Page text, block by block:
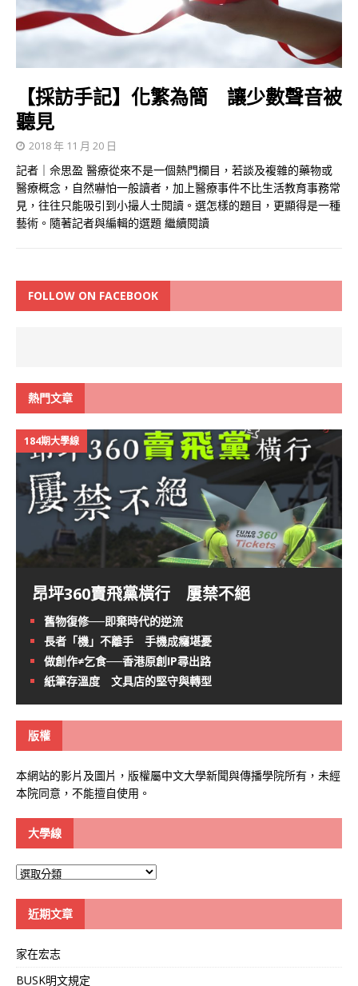
【採訪手記】化繁為簡 讓少數聲音被
聽見
2018 年 11 月 20 日
記者｜佘思盈 醫療從來不是一個熱門欄目，若談及複雜的藥物或
醫療概念，自然嚇怕一般讀者，加上醫療事件不比生活教育事務常
見，往往只能吸引到小撮人士閱讀。選怎樣的題目，更顯得是一種
藝術。隨著記者與編輯的選題 繼續閱讀
FOLLOW ON FACEBOOK
熱門文章
184期大學線
昂坪360賣飛黨橫行 屢禁不絕
舊物復修──即棄時代的逆流
長者「機」不離手 手機成癮堪憂
做創作≠乞食──香港原創IP尋出路
紙筆存溫度 文具店的堅守與轉型
版權
本網站的影片及圖片，版權屬中文大學新聞與傳播學院所有，未經
本院同意，不能擅自使用。
大學線
大
近期文章
家在宏志
BUSK明文規定